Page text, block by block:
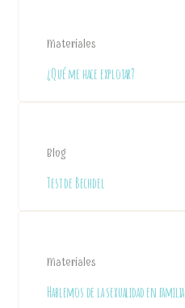
Materiales
¿Qué me hace explotar?
Blog
Test de Bechdel
Materiales
Hablemos de la sexualidad en familia